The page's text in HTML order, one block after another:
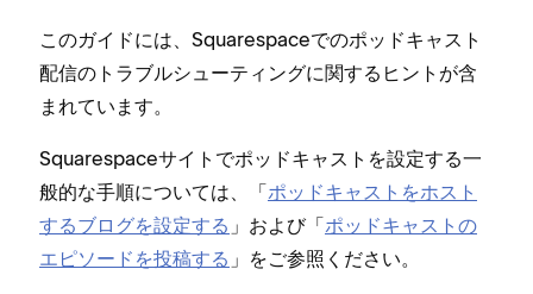
このガイドには⁠、Squarespaceでのポ⁠ッドキ⁠ャスト
配信のトラブルシ⁠ュ⁠ーテ⁠ィングに関するヒントが含
まれています⁠。
Squarespaceサイトでポ⁠ッドキ⁠ャストを設定する一
般的な手順については⁠、「⁠ポ⁠ッドキ⁠ャストをホスト
するブログを設定する ⁠」および「⁠ポ⁠ッドキ⁠ャストの
エピソ⁠ードを投稿する ⁠」をご参照ください⁠。